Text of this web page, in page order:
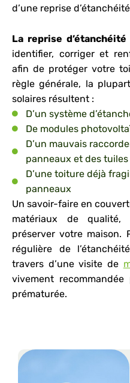
d’une reprise
La reprise
identifier, corriger et
afin de protéger votre
règle générale, la
solaires résultent :
D’un système
De modules
D’un mauvais
panneaux et des tuiles
D’une toiture déjà
panneaux
Un savoir-faire en
matériaux de qualité,
préserver votre maison.
régulière de
travers d’une visite de
vivement
prématurée.